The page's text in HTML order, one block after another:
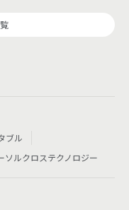
ブル
ソルクロステクノロジー